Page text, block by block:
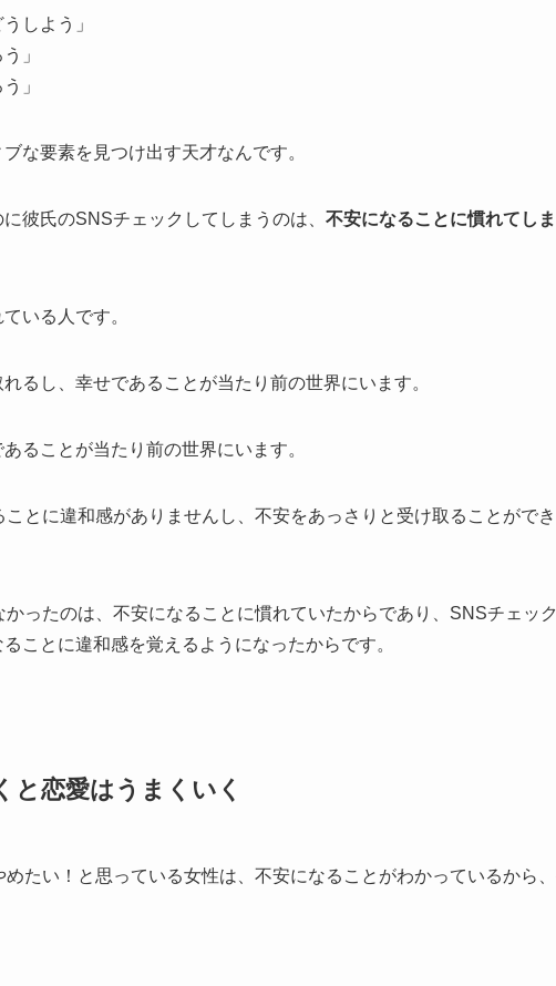
しよう」
」
」
な要素を見つけ出す天才なんです。
彼氏のSNSチェックしてしまうのは、 不安になることに慣れてし
いる人です。
るし、幸せであることが当たり前の世界にいます。
ることが当たり前の世界にいます。
とに違和感がありませんし、不安をあっさりと受け取ることがで
ったのは、不安になることに慣れていたからであり、SNSチェッ
ことに違和感を覚えるようになったからです。
と恋愛はうまくいく
たい！と思っている女性は、不安になることがわかっているから